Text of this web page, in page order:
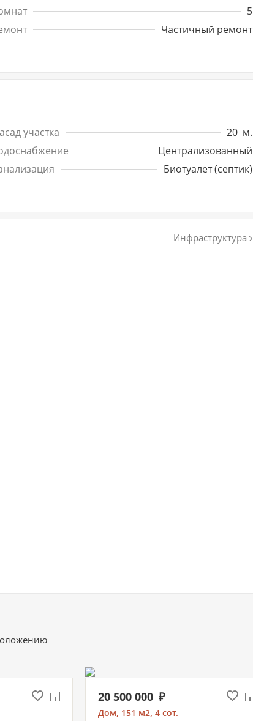
5
Частичный ремонт
участка 20 м.
Централизованный
Биотуалет (септик)
Инфраструктура
20 500 000
Дом, 151 м2, 4 сот.